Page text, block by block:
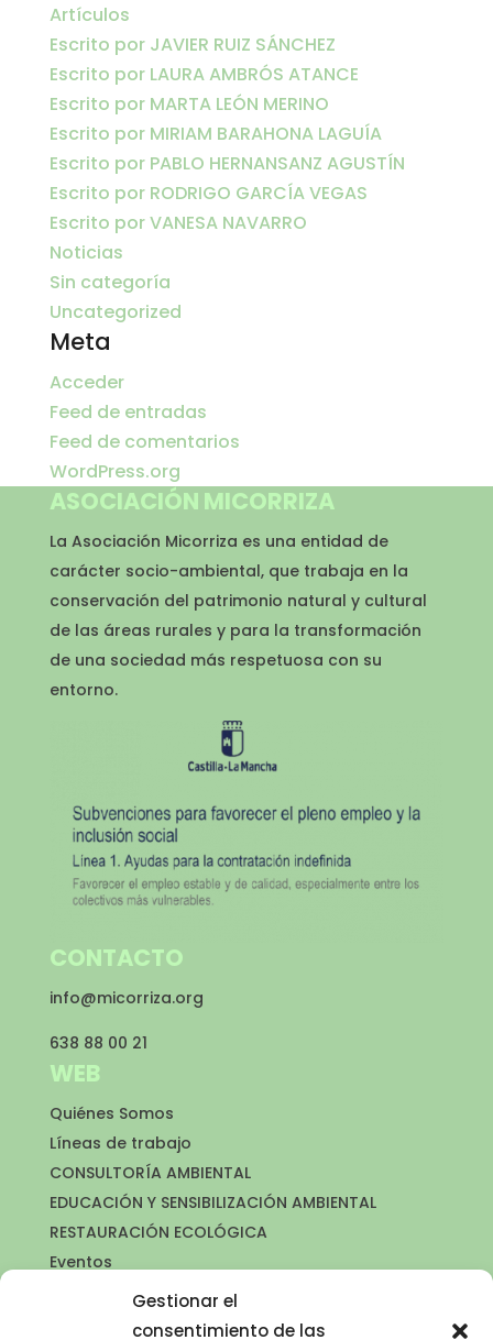
Gestionar el
consentimiento de las
Artículos
Escrito por JAVIER RUIZ SÁNCHEZ
Escrito por LAURA AMBRÓS ATANCE
Escrito por MARTA LEÓN MERINO
Escrito por MIRIAM BARAHONA LAGUÍA
Escrito por PABLO HERNANSANZ AGUSTÍN
Escrito por RODRIGO GARCÍA VEGAS
Escrito por VANESA NAVARRO
Noticias
Sin categoría
Uncategorized
Meta
Acceder
Feed de entradas
Feed de comentarios
WordPress.org
ASOCIACIÓN MICORRIZA
La Asociación Micorriza es una entidad de
carácter socio-ambiental, que trabaja en la
conservación del patrimonio natural y cultural
de las áreas rurales y para la transformación
de una sociedad más respetuosa con su
entorno.
CONTACTO
info@micorriza.org
638 88 00 21
WEB
Quiénes Somos
Líneas de trabajo
CONSULTORÍA AMBIENTAL
EDUCACIÓN Y SENSIBILIZACIÓN AMBIENTAL
RESTAURACIÓN ECOLÓGICA
Eventos